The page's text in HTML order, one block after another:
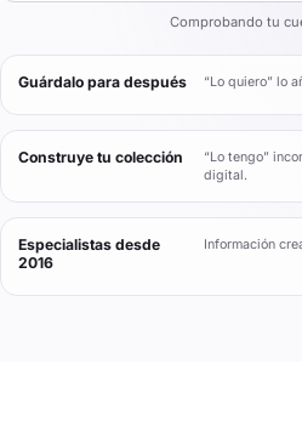
Comprobando tu
Guárdalo para después “Lo quiero” lo
Construye tu colección
“Lo tengo”
digital.
Especialistas desde
2016
Información